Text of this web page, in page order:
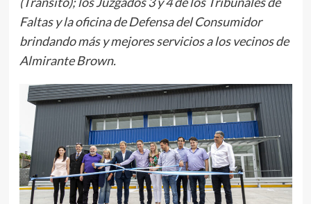
Faltas y la oficina de Defensa del Consumidor
brindando más y mejores servicios a los vecinos de
Almirante Brown.